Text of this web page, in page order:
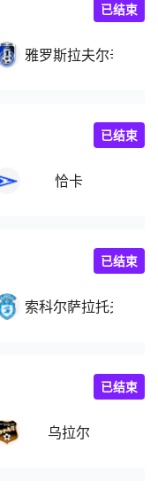
雅罗斯拉夫尔辛尼克
已结束
恰卡
已结束
索科尔萨拉托夫
已结束
乌拉尔
已结束